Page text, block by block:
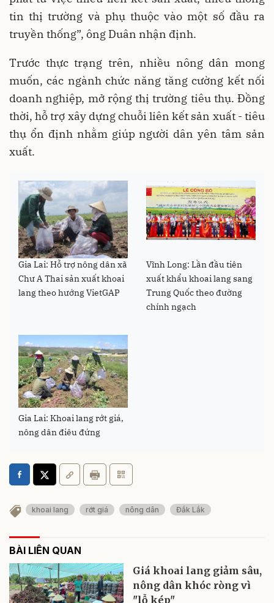
tin thị trường và phụ thuộc vào một số đầu ra
truyền thống”, ông Duân nhận định.
Trước thực trạng trên, nhiều nông dân mong
muốn, các ngành chức năng tăng cường kết nối
doanh nghiệp, mở rộng thị trường tiêu thụ. Đồng
thời, hỗ trợ xây dựng chuỗi liên kết sản xuất - tiêu
thụ ổn định nhằm giúp người dân yên tâm sản
xuất.
Gia Lai: Hỗ trợ nông dân xã
Chư A Thai sản xuất khoai
lang theo hướng VietGAP
Vĩnh Long: Lần đầu tiên
xuất khẩu khoai lang sang
Trung Quốc theo đường
chính ngạch
Gia Lai: Khoai lang rớt giá,
nông dân điêu đứng
khoai lang rớt giá nông dân Đắk Lắk
BÀI LIÊN QUAN
Giá khoai lang giảm sâu,
nông dân khóc ròng vì
"lỗ kép"